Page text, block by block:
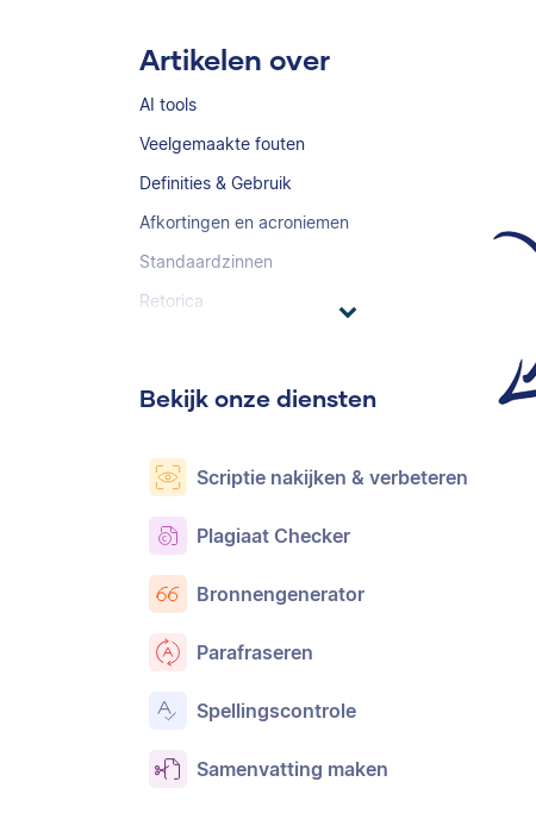
Artikelen over
AI tools
Veelgemaakte fouten
Definities & Gebruik
Afkortingen en acroniemen
Standaardzinnen
Retorica
Bekijk onze diensten
Scriptie nakijken & verbeteren
Plagiaat Checker
Bronnengenerator
Parafraseren
Spellingscontrole
Samenvatting maken